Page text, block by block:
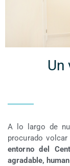
Un
A lo largo de
procurado
entorno del
agradable,